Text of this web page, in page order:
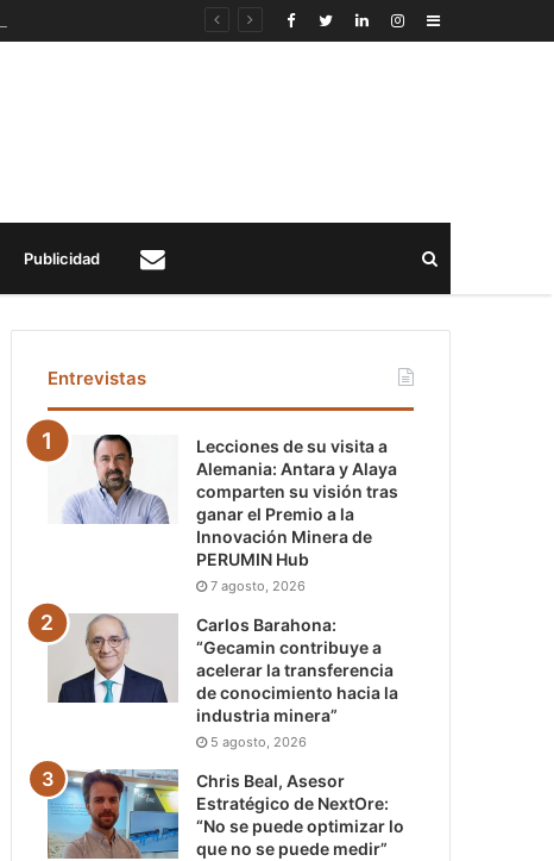
Sidebar
Publicidad
Entrevistas
Lecciones de su visita a
Alemania: Antara y Alaya
comparten su visión tras
ganar el Premio a la
Innovación Minera de
PERUMIN Hub
7 agosto, 2026
Carlos Barahona:
“Gecamin contribuye a
acelerar la transferencia
de conocimiento hacia la
industria minera”
5 agosto, 2026
Chris Beal, Asesor
Estratégico de NextOre:
“No se puede optimizar lo
que no se puede medir”